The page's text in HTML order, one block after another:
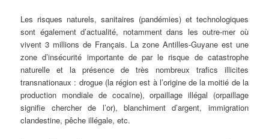
Les risques naturels, sanitaires (pandémies) et technologiques
sont également d’actualité, notamment dans les outre-mer où
vivent 3 millions de Français. La zone Antilles-Guyane est une
zone d’insécurité importante de par le risque de catastrophe
naturelle et la présence de très nombreux trafics illicites
transnationaux : drogue (la région est à l’origine de la moitié de la
production mondiale de cocaïne), orpaillage illégal (orpaillage
signifie chercher de l’or), blanchiment d’argent, immigration
clandestine, pêche illégale, etc.